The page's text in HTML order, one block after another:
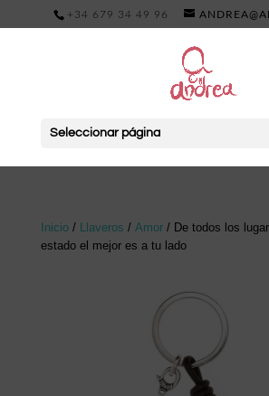
+34 679 34 49 96
Seleccionar página
Inicio/ Llaveros / Amor/ De todos los
estado el mejor es a tu lado